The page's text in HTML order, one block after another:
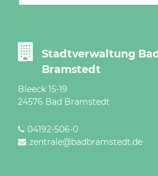
Stadtverwaltung Bad
Bramstedt
Bleeck 15-19
24576 Bad Bramstedt
04192-506-0
zentrale@badbramstedt.de